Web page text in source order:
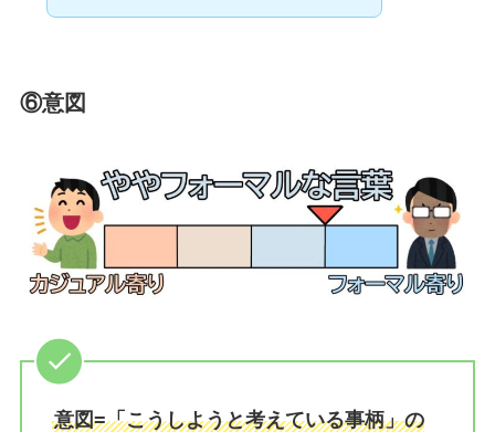
⑥意図
意図=「こうしようと考えている事柄」の